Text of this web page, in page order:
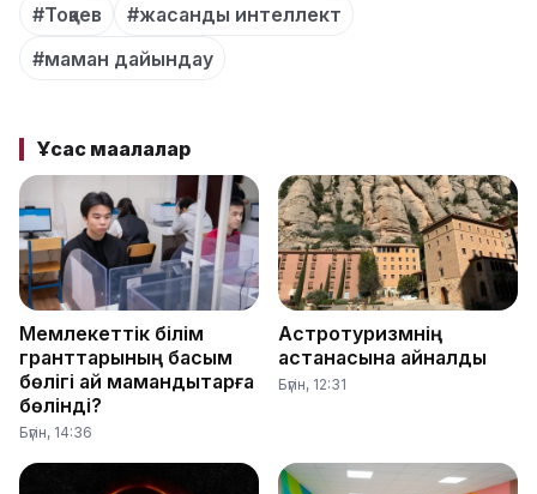
#Тоқаев
#жасанды интеллект
#маман дайындау
Ұқсас мақалалар
Мемлекеттік білім
гранттарының басым
бөлігі қай мамандықтарға
бөлінді?
Бүгін, 14:36
Астротуризмнің
астанасына айналды
Бүгін, 12:31